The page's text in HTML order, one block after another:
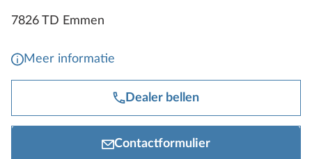
7826 TD Emmen
Meer informatie
Dealer bellen
Contactformulier